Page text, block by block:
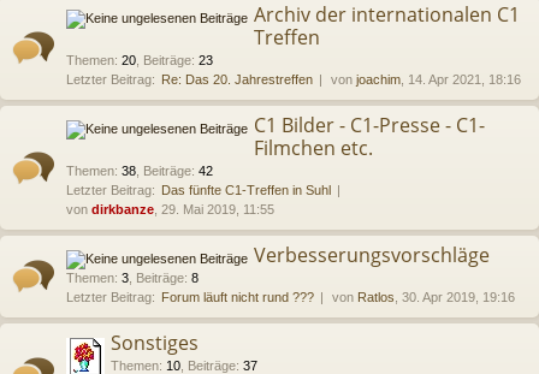
Archiv der internationalen C1
Treffen
Themen: 20 Beiträge: 23
Letzter Beitrag: Re: Das 20. Jahrestreffen von joachim , 14. Apr 2021, 18:16
C1 Bilder - C1-Presse - C1-
Filmchen etc.
Themen: 38 Beiträge: 42
Letzter Beitrag: Das fünfte C1-Treffen in Suhl
von dirkbanze , 29. Mai 2019, 11:55
Verbesserungsvorschläge
Themen: 3 Beiträge: 8
Letzter Beitrag: Forum läuft nicht rund ??? von Ratlos , 30. Apr 2019, 19:16
Sonstiges
Themen: 10 Beiträge: 37